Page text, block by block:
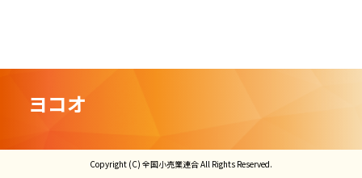
ヨコオ
Copyright (C) 全国小売業連合 All Rights Reserved.